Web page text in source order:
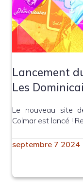
Lancement
Les
Le nouveau site
Colmar est lancé !
septembre 7 2024